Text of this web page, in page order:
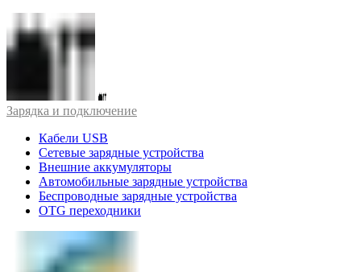
Зарядка и подключение
Кабели USB
Сетевые зарядные устройства
Внешние аккумуляторы
Автомобильные зарядные устройства
Беспроводные зарядные устройства
OTG переходники